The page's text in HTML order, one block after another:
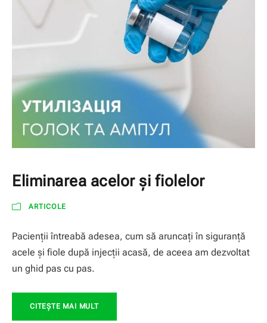
Eliminarea acelor și fiolelor
ARTICOLE
Pacienții întreabă adesea, cum să aruncați în siguranță
acele și fiole după injecții acasă, de aceea am dezvoltat
un ghid pas cu pas.
CITEŞTE MAI MULT